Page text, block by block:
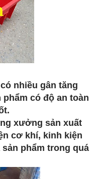
nhiều gân tăng
có độ an toàn
xưởng sản xuất
cơ khí, kinh kiện
phẩm trong quá